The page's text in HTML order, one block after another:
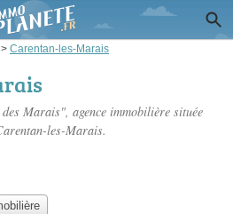
> Carentan-les-Marais
Marais", agence immobilière située
les-Marais.